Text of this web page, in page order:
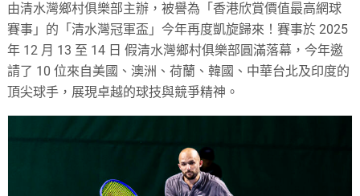
由清水灣鄉村俱樂部主辦，被譽為「香港欣賞價值最高網球
賽事」的「清水灣冠軍盃」今年再度凱旋歸來！賽事於 2025
年 12 月 13 至 14 日 假清水灣鄉村俱樂部圓滿落幕，今年邀
請了 10 位來自美國、澳洲、荷蘭、韓國、中華台北及印度的
頂尖球手，展現卓越的球技與競爭精神。